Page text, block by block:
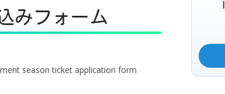
みフォーム
season ticket application form